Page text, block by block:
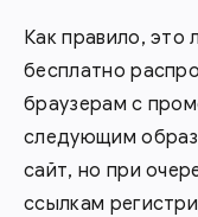
Как правило,
бесплатно
браузерам с
следующим
сайт, но при
ссылкам